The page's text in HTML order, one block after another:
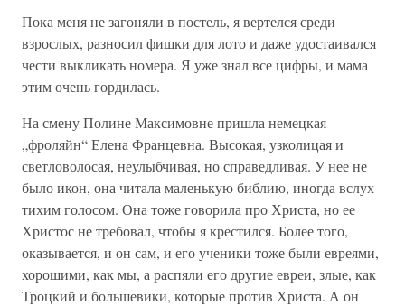
Пока меня не загоняли в постель, я вертелся среди
взрослых, разносил фишки для лото и даже удостаивался
чести выкликать номера. Я уже знал все цифры, и мама
этим очень гордилась.
На смену Полине Максимовне пришла немецкая
„фроляйн“ Елена Францевна. Высокая, узколицая и
светловолосая, неулыбчивая, но справедливая. У нее не
было икон, она читала маленькую библию, иногда вслух
тихим голосом. Она тоже говорила про Христа, но ее
Христос не требовал, чтобы я крестился. Более того,
оказывается, и он сам, и его ученики тоже были евреями,
хорошими, как мы, а распяли его другие евреи, злые, как
Троцкий и большевики, которые против Христа. А он